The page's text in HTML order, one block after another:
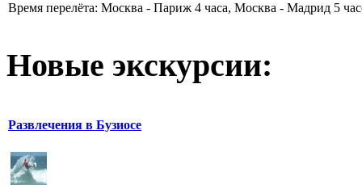
Время перелёта: Москва - Париж 4 часа, Москва - Мадрид 5
Новые экскурсии:
Развлечения в Бузиосе